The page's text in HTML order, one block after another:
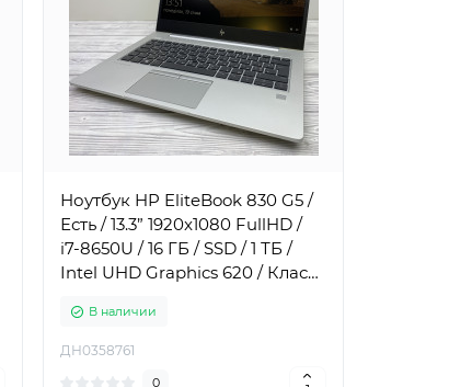
Ноутбук HP EliteBook 830 G5 /
Есть / 13.3” 1920x1080 FullHD /
i7-8650U / 16 ГБ / SSD / 1 ТБ /
Intel UHD Graphics 620 / Класс
В наличии
ДН0358761
0